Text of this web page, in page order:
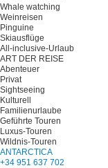
Whale watching
Weinreisen
Pinguine
Skiausflüge
All-inclusive-Urlaub
ART DER REISE
Abenteuer
Privat
Sightseeing
Kulturell
Familienurlaube
Geführte Touren
Luxus-Touren
Wildnis-Touren
ANTARCTICA
+34 951 637 702